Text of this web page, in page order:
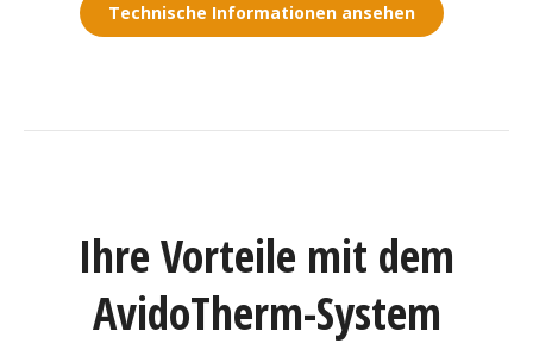
Technische Informationen ansehen
Ihre Vorteile mit dem
AvidoTherm-System